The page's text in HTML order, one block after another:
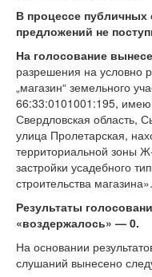
В процессе
предложений не
На голосование
разрешения на условно
„магазин“ земельного
66:33:0101001:195,
Свердловская область,
улица Пролетарская,
территориальной зоны
застройки усадебного
строительства магазина».
Результаты
«воздержалось» — 0.
На основании
слушаний вынесено